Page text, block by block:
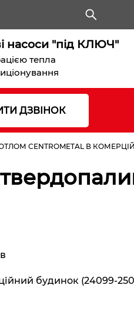
насоси "під КЛЮЧ"
тепла
ДЗВІНОК
CENTROMETAL В
будинок (24099-